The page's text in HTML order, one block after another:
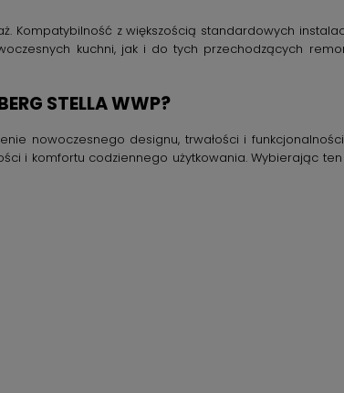
Kompatybilność z większością standardowych
kuchni, jak i do tych przechodzących
STELLA WWP?
nowoczesnego designu, trwałości i
i komfortu codziennego użytkowania. Wybierając